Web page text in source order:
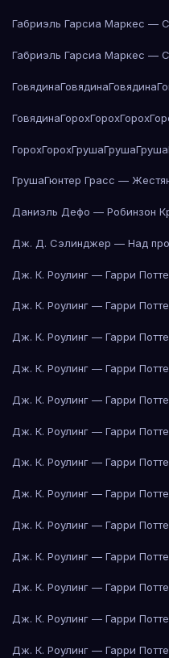
Габриэль Гарсиа Маркес —
Габриэль Гарсиа Маркес —
ГовядинаГовядинаГовядина
ГовядинаГорохГорохГорох
ГорохГорохГрушаГрушаГруша
ГрушаГюнтер Грасс —
Даниэль Дефо — Робинзон
Дж. Д. Сэлинджер — Над
Дж. К. Роулинг — Гарри
Дж. К. Роулинг — Гарри
Дж. К. Роулинг — Гарри
Дж. К. Роулинг — Гарри
Дж. К. Роулинг — Гарри
Дж. К. Роулинг — Гарри
Дж. К. Роулинг — Гарри
Дж. К. Роулинг — Гарри
Дж. К. Роулинг — Гарри
Дж. К. Роулинг — Гарри
Дж. К. Роулинг — Гарри
Дж. К. Роулинг — Гарри
Дж. К. Роулинг — Гарри